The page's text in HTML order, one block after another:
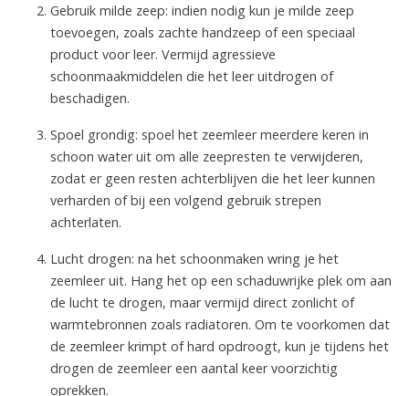
Gebruik milde zeep: indien nodig kun je milde zeep
toevoegen, zoals zachte handzeep of een speciaal
product voor leer. Vermijd agressieve
schoonmaakmiddelen die het leer uitdrogen of
beschadigen.
Spoel grondig: spoel het zeemleer meerdere keren in
schoon water uit om alle zeepresten te verwijderen,
zodat er geen resten achterblijven die het leer kunnen
verharden of bij een volgend gebruik strepen
achterlaten.
Lucht drogen: na het schoonmaken wring je het
zeemleer uit. Hang het op een schaduwrijke plek om aan
de lucht te drogen, maar vermijd direct zonlicht of
warmtebronnen zoals radiatoren. Om te voorkomen dat
de zeemleer krimpt of hard opdroogt, kun je tijdens het
drogen de zeemleer een aantal keer voorzichtig
oprekken.